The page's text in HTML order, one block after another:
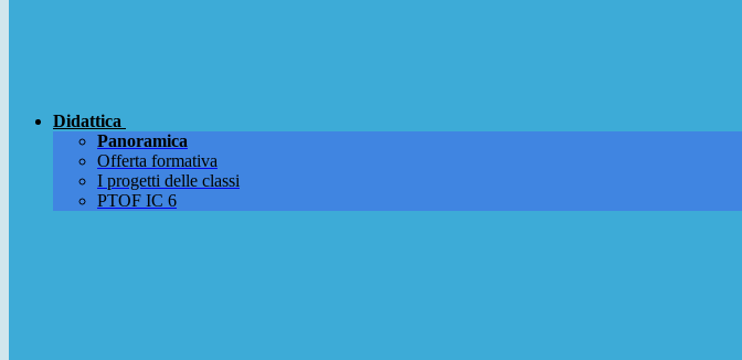
Didattica
Panoramica
Offerta formativa
I progetti delle classi
PTOF IC 6